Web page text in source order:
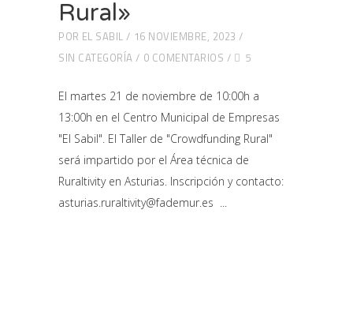
Rural»
POR EL SABIL
16 NOVIEMBRE, 2023
SIN CATEGORÍA
0 COMENTARIOS 5
El martes 21 de noviembre de 10:00h a
13:00h en el Centro Municipal de Empresas
"El Sabil". El Taller de "Crowdfunding Rural"
será impartido por el Área técnica de
Ruraltivity en Asturias. Inscripción y contacto:
asturias.ruraltivity@fademur.es